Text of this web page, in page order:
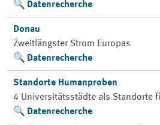
Datenrecherche
Donau
Zweitlängster Strom Europas
Datenrecherche
Standorte Humanproben
4 Universitätsstädte als Standorte
Datenrecherche